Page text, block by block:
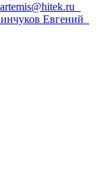
artemis@hitek.ru
Евгений